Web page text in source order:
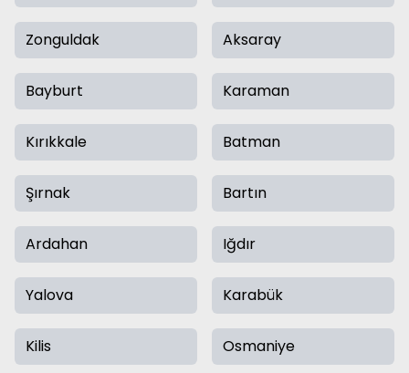
Zonguldak Aksaray
Bayburt Karaman
Kırıkkale Batman
Şırnak Bartın
Ardahan Iğdır
Yalova Karabük
Kilis Osmaniye